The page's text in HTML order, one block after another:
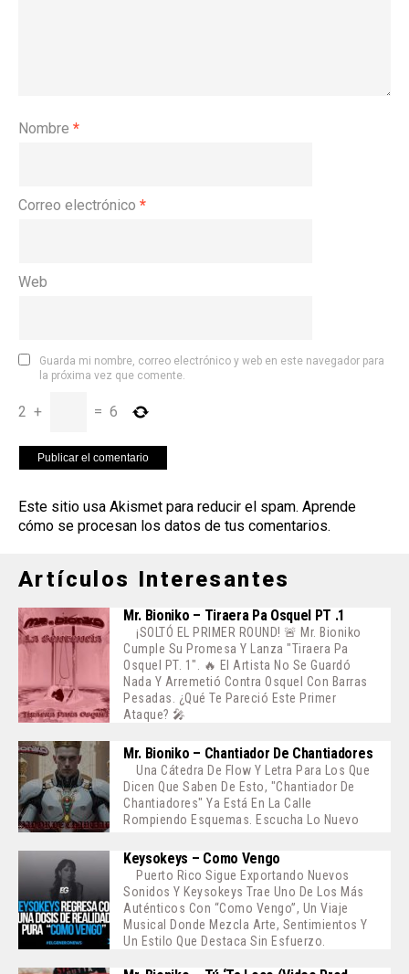
Nombre *
Correo electrónico *
Web
Guarda mi nombre, correo electrónico y web en este navegador para
la próxima vez que comente.
2 + = 6
Este sitio usa Akismet para reducir el spam. Aprende
cómo se procesan los datos de tus comentarios.
Artículos Interesantes
Mr. Bioniko – Tiraera Pa Osquel PT .1
¡SOLTÓ EL PRIMER ROUND! 🚨 Mr. Bioniko
Cumple Su Promesa Y Lanza "Tiraera Pa
Osquel PT. 1". 🔥 El Artista No Se Guardó
Nada Y Arremetió Contra Osquel Con Barras
Pesadas. ¿Qué Te Pareció Este Primer
Ataque? 🎤
Mr. Bioniko – Chantiador De Chantiadores
Una Cátedra De Flow Y Letra Para Los Que
Dicen Que Saben De Esto, "Chantiador De
Chantiadores" Ya Está En La Calle
Rompiendo Esquemas. Escucha Lo Nuevo
Keysokeys – Como Vengo
Puerto Rico Sigue Exportando Nuevos
Sonidos Y Keysokeys Trae Uno De Los Más
Auténticos Con “Como Vengo”, Un Viaje
Musical Donde Mezcla Arte, Sentimientos Y
Un Estilo Que Destaca Sin Esfuerzo.